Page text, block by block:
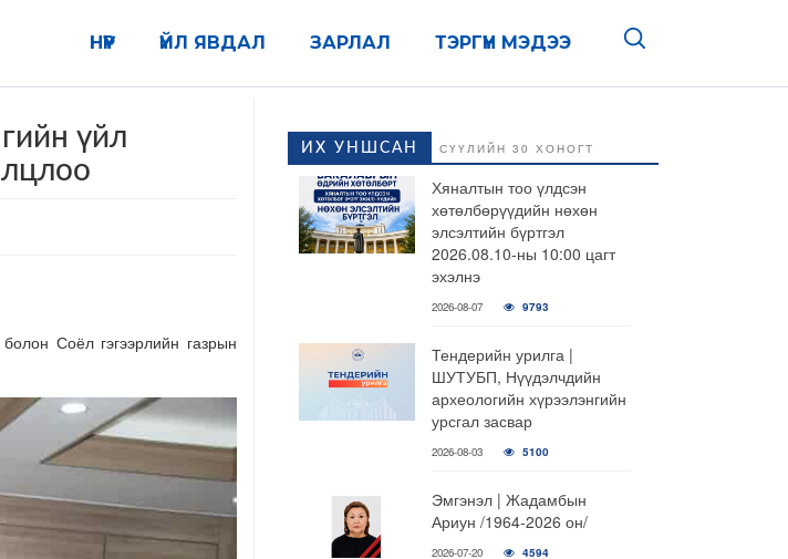
ТЭРГҮҮН МЭДЭЭ
ЗАРЛАЛ
ҮЙЛ ЯВДАЛ
НҮҮР
үйл
Соёл гэгээрлийн газрын
ИХ УНШСАН СҮҮЛИЙН 30 ХОНОГТ
Хяналтын тоо үлдсэн
хөтөлбөрүүдийн нөхөн
элсэлтийн бүртгэл
2026.08.10-ны 10:00 цагт
эхэлнэ
2026-08-07 9793
Тендерийн урилга |
ШУТУБП, Нүүдэлчдийн
археологийн хүрээлэнгийн
урсгал засвар
2026-08-03 5100
Эмгэнэл | Жадамбын
Ариун /1964-2026 он/
2026-07-20 4594